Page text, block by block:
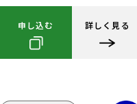
申し込む 詳しく見る